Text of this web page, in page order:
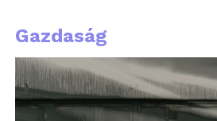
Gazdaság